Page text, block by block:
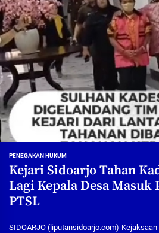
PENEGAKAN HUKUM
Kejari Sidoarjo Tahan
Lagi Kepala Desa Masuk
PTSL
SIDOARJO (liputansidoarjo.com)-